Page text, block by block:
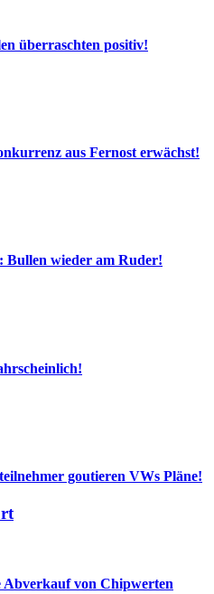
überraschten positiv!
aus Fernost erwächst!
Bullen wieder am Ruder!
goutieren VWs Pläne!
von Chipwerten